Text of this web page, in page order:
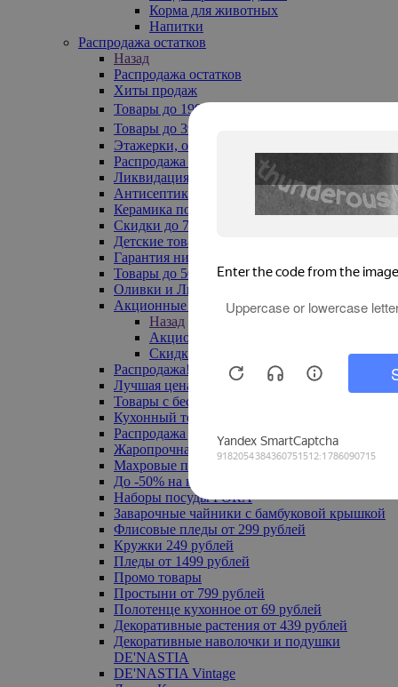
Корма для животных
Напитки
Распродажа остатков
Назад
Распродажа остатков
Хиты продаж
Товары до 199₽
Товары до 399₽
Этажерки, обувницы
Распродажа текстиля до -50%
Ликвидация до -70%
Антисептики
Керамика по 129 руб
Скидки до 70%
Детские товары
Гарантия низкой цены
Товары до 500 руб
Оливки и Лимоны
Акционные товары
Назад
Акционные товары
Скидка 20% по промокоду
Распродажа! Ульяновск до -70%
Лучшая цена
Товары с бесплатной доставкой
Кухонный текстиль
Распродажа до -50%
Жаропрочная посуда
Махровые полотенца
До -50% на ковры
Наборы посуды FORA
Заварочные чайники с бамбуковой крышкой
Флисовые пледы от 299 рублей
Кружки 249 рублей
Пледы от 1499 рублей
Промо товары
Простыни от 799 рублей
Полотенце кухонное от 69 рублей
Декоративные растения от 439 рублей
Декоративные наволочки и подушки
DE'NASTIA
DE'NASTIA Vintage